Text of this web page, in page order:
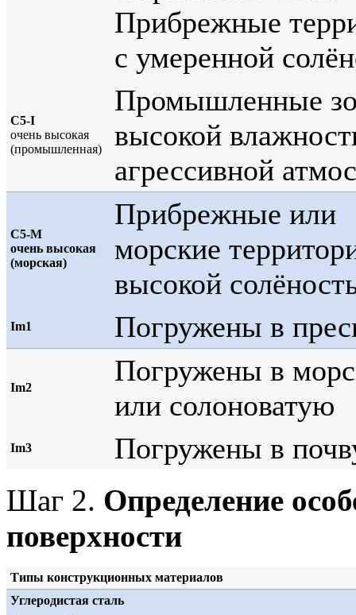
Прибрежные
с умеренной
С5-I
очень высокая
(промышленная)
Промышленные
высокой
агрессивной
С5-M
очень высокая
(морская)
Прибрежные или
морские
высокой
Im1 Погружены в
Im2
Погружены в
или солоноватую
Im3 Погружены в
Шаг 2. Определение
поверхности
Типы конструкционных материалов
Углеродистая сталь